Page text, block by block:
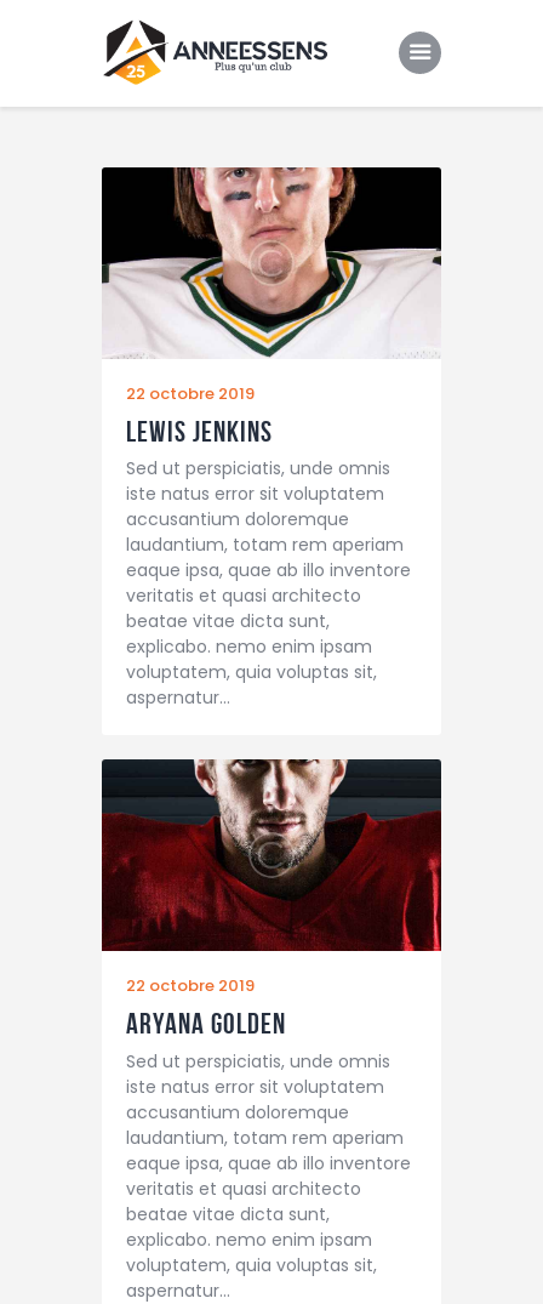
Evenements
Contacts
22 octobre 2019
Lewis Jenkins
Sed ut perspiciatis, unde omnis
iste natus error sit voluptatem
accusantium doloremque
laudantium, totam rem aperiam
eaque ipsa, quae ab illo inventore
veritatis et quasi architecto
beatae vitae dicta sunt,
explicabo. nemo enim ipsam
voluptatem, quia voluptas sit,
aspernatur…
22 octobre 2019
Aryana Golden
Sed ut perspiciatis, unde omnis
iste natus error sit voluptatem
accusantium doloremque
laudantium, totam rem aperiam
eaque ipsa, quae ab illo inventore
veritatis et quasi architecto
beatae vitae dicta sunt,
explicabo. nemo enim ipsam
voluptatem, quia voluptas sit,
aspernatur…